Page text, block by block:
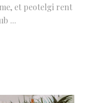
et peotelgi rent